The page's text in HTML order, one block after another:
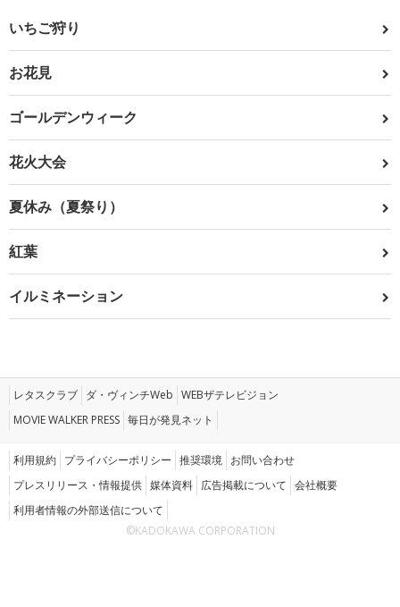
いちご狩り
お花見
ゴールデンウィーク
花火大会
夏休み（夏祭り）
紅葉
イルミネーション
レタスクラブ ダ・ヴィンチWeb WEBザテレビジョン
MOVIE WALKER PRESS 毎日が発見ネット
利用規約 プライバシーポリシー 推奨環境 お問い合わせ
プレスリリース・情報提供 媒体資料 広告掲載について 会社概要
利用者情報の外部送信について
©KADOKAWA CORPORATION